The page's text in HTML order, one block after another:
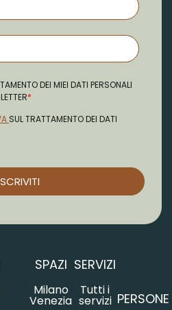
SPAZI
Milano
Venezia
SERVIZI
Tutti i
servizi PERSONE